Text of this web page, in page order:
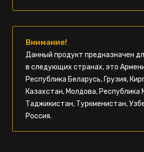
Внимание!
Данный продукт предназначен
в следующих странах, это
Республика Беларусь, Грузия,
Казахстан, Молдова, Республика
Таджикистан, Туркменистан,
Россия.